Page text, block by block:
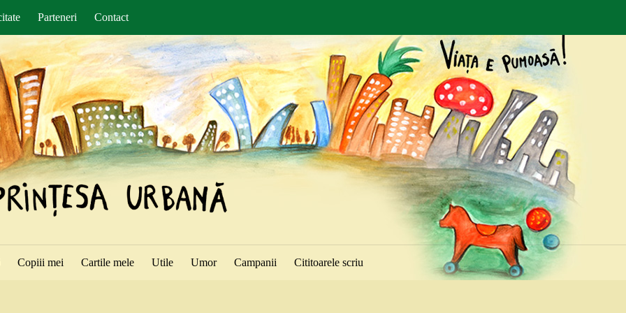
Parteneri Contact
Copiii mei Cartile mele Utile Umor Campanii Cititoarele scriu